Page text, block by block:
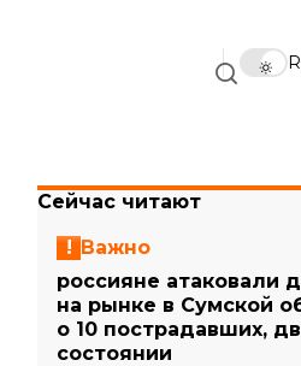
Сейчас читают
Важно
россияне атаковали
на рынке в Сумской
о 10 пострадавших,
состоянии